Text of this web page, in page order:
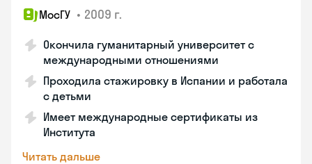
МосГУ • 2009 г.
Окончила гуманитарный университет с
международными отношениями
Проходила стажировку в Испании и работала
с детьми
Имеет международные сертификаты из
Института
Читать дальше